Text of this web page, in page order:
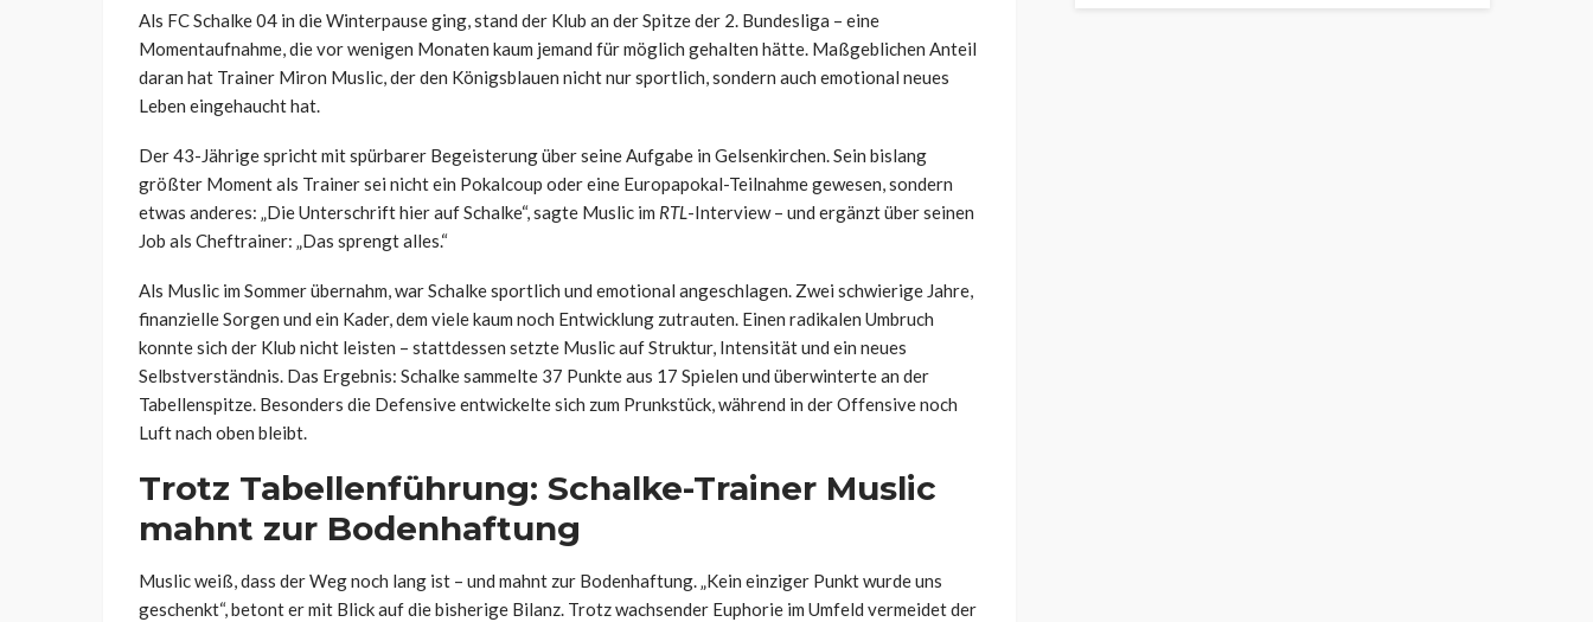
Als FC Schalke 04 in die Winterpause ging, stand der Klub an der Spitze der 2. Bundesliga – eine
Momentaufnahme, die vor wenigen Monaten kaum jemand für möglich gehalten hätte. Maßgeblichen Anteil
daran hat Trainer Miron Muslic, der den Königsblauen nicht nur sportlich, sondern auch emotional neues
Leben eingehaucht hat.
Der 43-Jährige spricht mit spürbarer Begeisterung über seine Aufgabe in Gelsenkirchen. Sein bislang
größter Moment als Trainer sei nicht ein Pokalcoup oder eine Europapokal-Teilnahme gewesen, sondern
etwas anderes: „Die Unterschrift hier auf Schalke“, sagte Muslic im RTL-Interview – und ergänzt über seinen
Job als Cheftrainer: „Das sprengt alles.“
Als Muslic im Sommer übernahm, war Schalke sportlich und emotional angeschlagen. Zwei schwierige Jahre,
finanzielle Sorgen und ein Kader, dem viele kaum noch Entwicklung zutrauten. Einen radikalen Umbruch
konnte sich der Klub nicht leisten – stattdessen setzte Muslic auf Struktur, Intensität und ein neues
Selbstverständnis. Das Ergebnis: Schalke sammelte 37 Punkte aus 17 Spielen und überwinterte an der
Tabellenspitze. Besonders die Defensive entwickelte sich zum Prunkstück, während in der Offensive noch
Luft nach oben bleibt.
Trotz Tabellenführung: Schalke-Trainer Muslic
mahnt zur Bodenhaftung
Muslic weiß, dass der Weg noch lang ist – und mahnt zur Bodenhaftung. „Kein einziger Punkt wurde uns
geschenkt“, betont er mit Blick auf die bisherige Bilanz. Trotz wachsender Euphorie im Umfeld vermeidet der